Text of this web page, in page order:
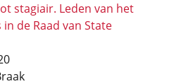
stagiair. Leden van het
de Raad van State